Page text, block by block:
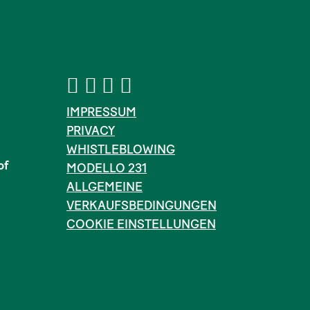
IMPRESSUM
PRIVACY
WHISTLEBLOWING
MODELLO 231
ALLGEMEINE
VERKAUFSBEDINGUNGEN
COOKIE EINSTELLUNGEN